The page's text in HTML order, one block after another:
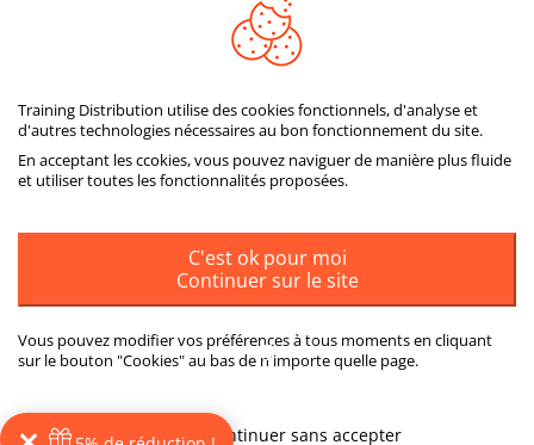
Training Distribution utilise des cookies fonctionnels, d'analyse et
d'autres technologies nécessaires au bon fonctionnement du site.
En acceptant les ccokies, vous pouvez naviguer de manière plus fluide
et utiliser toutes les fonctionnalités proposées.
C'est ok pour moi
Continuer sur le site
Vous pouvez modifier vos préférences à tous moments en cliquant
sur le bouton "Cookies" au bas de n'importe quelle page.
Plus d'informationsou Continuer sans accepter